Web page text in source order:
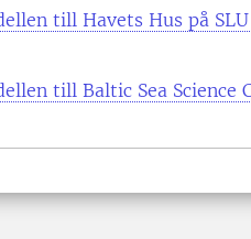
till Havets Hus på SLU
till Baltic Sea Science